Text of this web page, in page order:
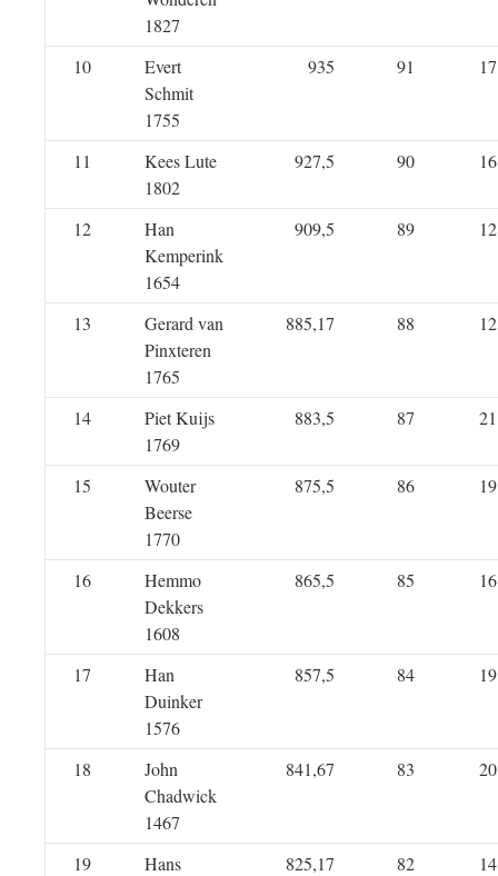
1827
10
Evert
Schmit
1755
935 91 17
11
Kees Lute
1802
927,5 90 16
12
Han
Kemperink
1654
909,5 89 12
13
Gerard van
Pinxteren
1765
885,17 88 12
14
Piet Kuijs
1769
883,5 87 21
15
Wouter
Beerse
1770
875,5 86 19
16
Hemmo
Dekkers
1608
865,5 85 16
17
Han
Duinker
1576
857,5 84 19
18
John
Chadwick
1467
841,67 83 20
19
Hans
825,17 82 14